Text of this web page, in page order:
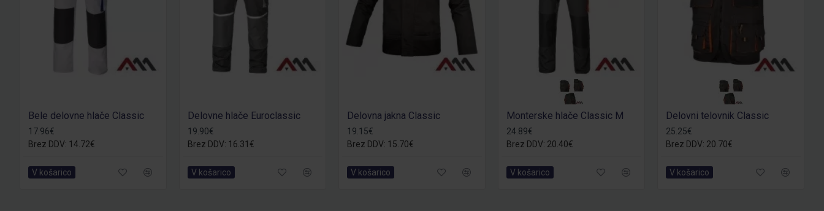
Bele delovne hlače Classic
17.96€
Brez DDV: 14.72€
V košarico
Delovne hlače Euroclassic
19.90€
Brez DDV: 16.31€
V košarico
Delovna jakna Classic
19.15€
Brez DDV: 15.70€
V košarico
Monterske hlače Classic M
24.89€
Brez DDV: 20.40€
V košarico
Delovni telovnik Classic
25.25€
Brez DDV: 20.70€
V košarico